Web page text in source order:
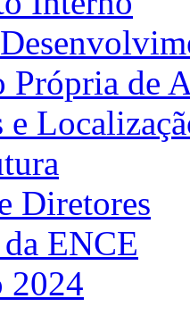
Própria de
e
Diretores
ENCE
2024